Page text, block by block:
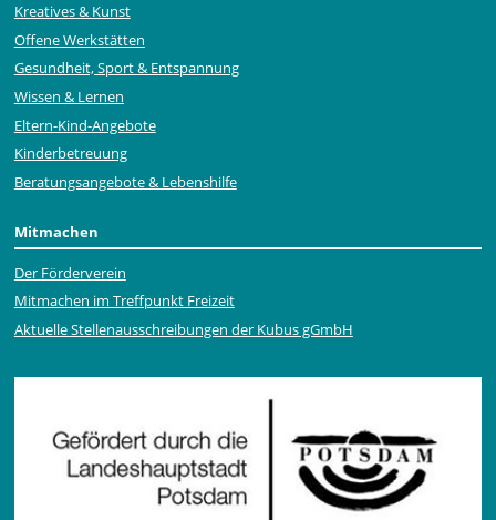
Kreatives & Kunst
Offene Werkstätten
Gesundheit, Sport & Entspannung
Wissen & Lernen
Eltern-Kind-Angebote
Kinderbetreuung
Beratungsangebote & Lebenshilfe
Mitmachen
Der Förderverein
Mitmachen im Treffpunkt Freizeit
Aktuelle Stellen­ausschrei­bungen der Kubus gGmbH